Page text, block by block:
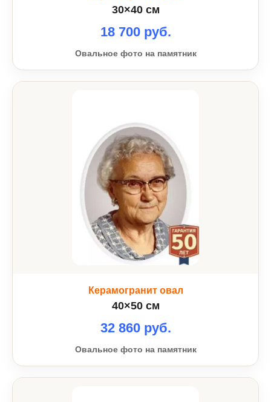
30×40 см
18 700 руб.
Овальное фото на памятник
Керамогранит овал
40×50 см
32 860 руб.
Овальное фото на памятник